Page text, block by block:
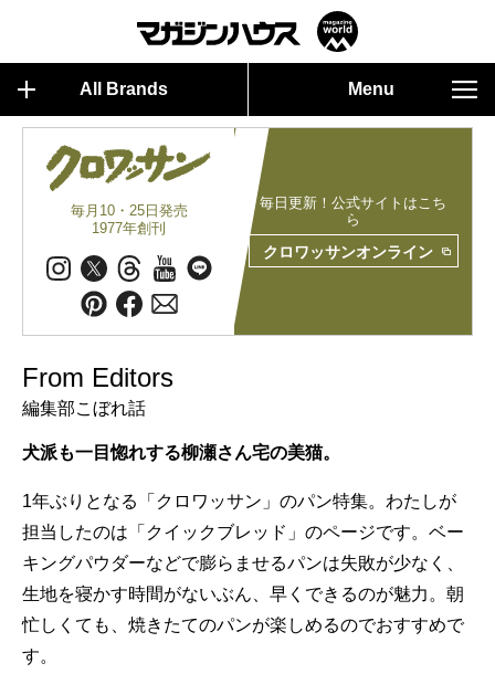
All Brands Menu
毎月10・25日発売
1977年創刊
毎日更新！公式サイトはこち
ら
クロワッサンオンライン
From Editors
編集部こぼれ話
犬派も一目惚れする柳瀬さん宅の美猫。
1年ぶりとなる「クロワッサン」のパン特集。わたしが
担当したのは「クイックブレッド」のページです。ベー
キングパウダーなどで膨らませるパンは失敗が少なく、
生地を寝かす時間がないぶん、早くできるのが魅力。朝
忙しくても、焼きたてのパンが楽しめるのでおすすめで
す。